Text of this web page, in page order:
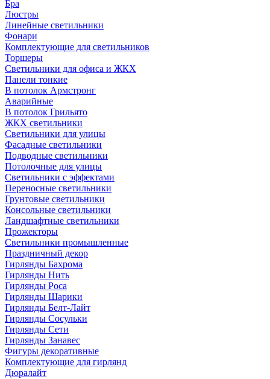
Бра
Люстры
Линейные светильники
Фонари
Комплектующие для светильников
Торшеры
Светильники для офиса и ЖКХ
Панели тонкие
В потолок Армстронг
Аварийные
В потолок Грильято
ЖКХ светильники
Светильники для улицы
Фасадные светильники
Подводные светильники
Потолочные для улицы
Светильники с эффектами
Переносные светильники
Грунтовые светильники
Консольные светильники
Ландшафтные светильники
Прожекторы
Светильники промышленные
Праздничный декор
Гирлянды Бахрома
Гирлянды Нить
Гирлянды Роса
Гирлянды Шарики
Гирлянды Белт-Лайт
Гирлянды Сосульки
Гирлянды Сети
Гирлянды Занавес
Фигуры декоративные
Комплектующие для гирлянд
Дюралайт